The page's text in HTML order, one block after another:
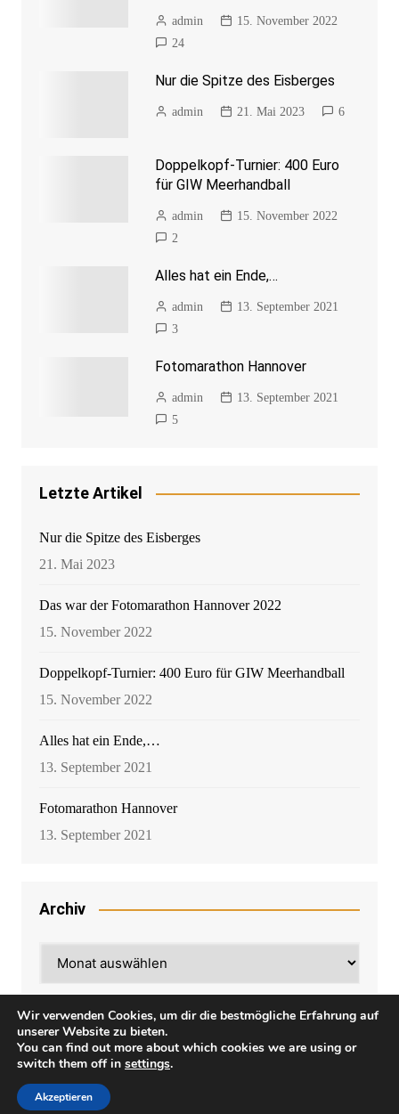
admin
15. November 2022
24
Nur die Spitze des Eisberges
admin 21. Mai 2023 6
Doppelkopf-Turnier: 400 Euro
für GIW Meerhandball
admin
15. November 2022
2
Alles hat ein Ende,…
admin
13. September 2021
3
Fotomarathon Hannover
admin
13. September 2021
5
Letzte Artikel
Nur die Spitze des Eisberges
21. Mai 2023
Das war der Fotomarathon Hannover 2022
15. November 2022
Doppelkopf-Turnier: 400 Euro für GIW Meerhandball
15. November 2022
Alles hat ein Ende,…
13. September 2021
Fotomarathon Hannover
13. September 2021
Archiv
Cream Magazine von
Wir verwenden Cookies, um dir die bestmögliche Erfahrung auf
unserer Website zu bieten.
You can find out more about which cookies we are using or
switch them off in settings.
Akzeptieren